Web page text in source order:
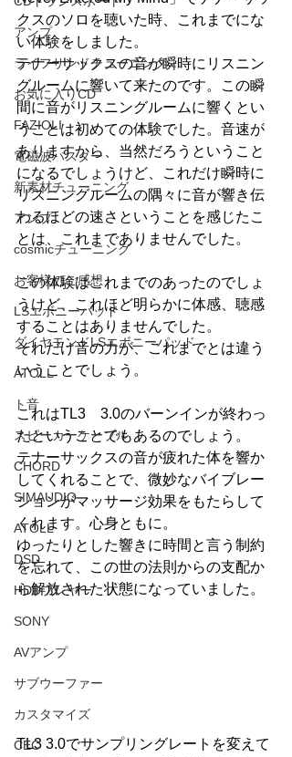
アンプ
ライフサンドチューニング
お気に入りCD
FAZIOLI
電磁波バスター
新素材チューニング
アンプ
cosmicチューニング
お客様のご感想
LSエボニーパッド
ダイヤモンドLSエボニーパッド
ATOLL
ト音
スピーカーケーブル
CHORD
SIMAUDIO
ATOLL
DSD
HDDプレヤー
SONY
AVアンプ
サブウーファー
カスタマイズ
CEC
クスのソロを聴いた時、これまでにな
い体験をしました。
テナーサックスの音が瞬時にリスニン
グルームに響いて来たのです。この瞬
間に音がリスニングルームに響くとい
うことは初めての体験でした。音速が
ありますから、当然だろうということ
になるでしょうけど、これだけ瞬時に
リスニングルームの隅々に音が響き伝
わるほどの速さということを感じたこ
とは、これまでありませんでした。
この体験はこれまでのあったのでしょ
うけど、これほど明らかに体感、聴感
することはありませんでした。
それだけ音の力が、これまでとは違う
いうことでしょう。
これはTL3　3.0のバーンインが終わっ
たということでもあるのでしょう。
テナーサックスの音が疲れた体を響か
してくれることで、微妙なバイブレー
ションがマッサージ効果をもたらして
くれます。心身ともに。
ゆったりとした響きに時間と言う制約
を忘れて、この世の法則からの支配か
ら解放された状態になっていました。
TL3 3.0でサンプリングレートを変えて